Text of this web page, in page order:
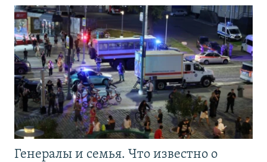
Генералы и семья. Что известно о